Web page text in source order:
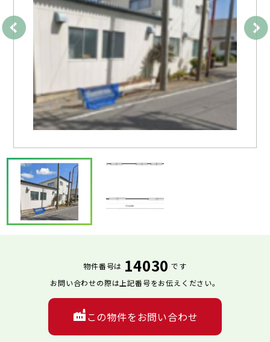
物件番号は 14030 です
お問い合わせの際は上記番号をお伝えください。
この物件をお問い合わせ